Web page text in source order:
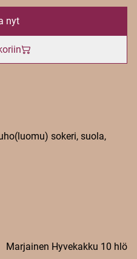
nyt
sokeri, suola,
Marjainen Hyvekakku 10 hlö